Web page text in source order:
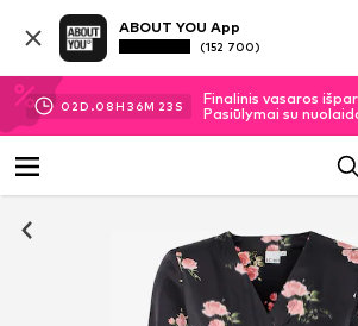
ABOUT YOU App
(152 700)
02D.08H 36M 23 S
Finalinis vasaros
Pasiūlymai su